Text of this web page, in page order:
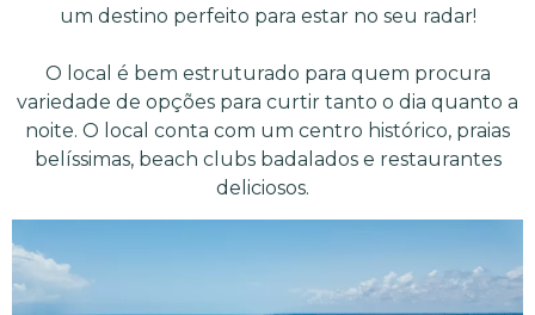
um destino perfeito para estar no seu radar!
O local é bem estruturado para quem procura
variedade de opções para curtir tanto o dia quanto a
noite. O local conta com um centro histórico, praias
belíssimas, beach clubs badalados e restaurantes
deliciosos.